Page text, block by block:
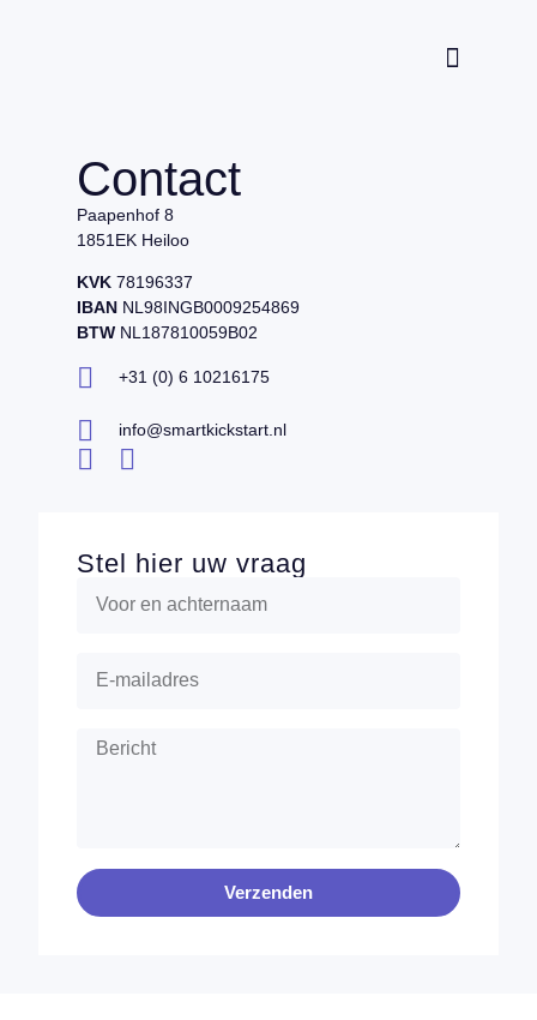
Contact
Paapenhof 8
1851EK Heiloo
KVK 78196337
IBAN NL98INGB0009254869
BTW NL187810059B02
+31 (0) 6 10216175
info@smartkickstart.nl
Stel hier uw vraag
Verzenden